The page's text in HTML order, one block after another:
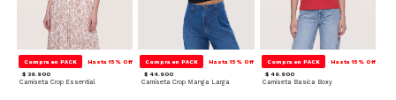
Compra en PACK Hasta 15% Off
$ 39.900
Camiseta Crop Essential
Compra en PACK Hasta 15% Off
$ 44.900
Camiseta Crop Manga Larga
Compra en PACK Hasta 15% Off
$ 49.900
Camiseta Basica Boxy